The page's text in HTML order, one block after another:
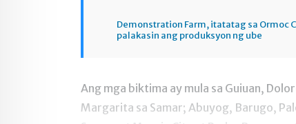
Demonstration Farm, itatatag sa Ormoc
palakasin ang produksyon ng ube
Ang mga biktima ay mula sa Guiuan,
Margarita sa Samar; Abuyog, Barugo,